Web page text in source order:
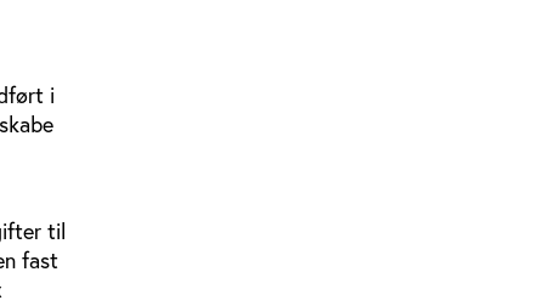
i
til
fast